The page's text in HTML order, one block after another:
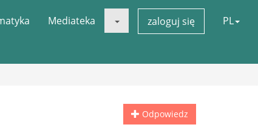
Mediateka zaloguj się PL
Odpowiedz